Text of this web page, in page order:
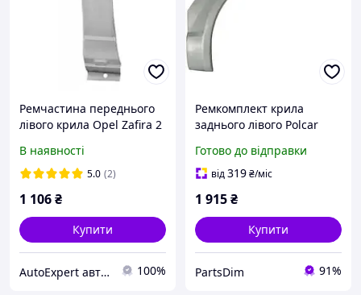
Ремчастина переднього
лівого крила Opel Zafira 2
РАХУНОК- НАЛОЖКИ
НЕМАЄ
В наявності
5.0 (2)
1 106₴
Купити
АutoExpert автомагазин в Вінниці 100%
Ремкомплект крила
заднього лівого Polcar
Якісна заміна кузовної
деталі 1991 2002
Готово до відправки
від319₴/міс
1 915₴
Купити
PartsDim 91%